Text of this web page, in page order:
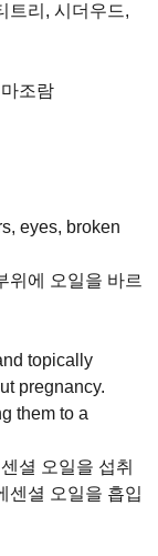
트리, 시더우드,
조람
eyes, broken
위에 오일을 바르
topically
pregnancy.
them to a
셜 오일을 섭취
센셜 오일을 흡입